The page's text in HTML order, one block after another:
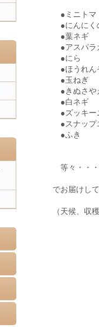
●ミニトマ
●にんにく
●葉ネギ
●アスパラ
●にら
●ほうれん
●玉ねぎ
●きぬさや
●白ネギ
●ズッキー
●スナップ
●ふき
等々・・・
でお届けして
（天候、収